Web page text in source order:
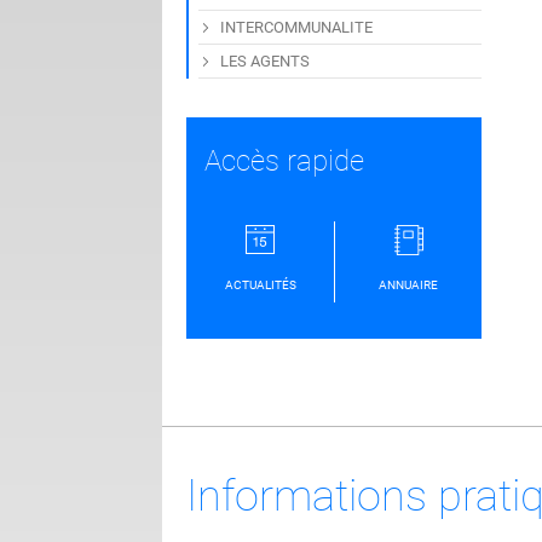
INTERCOMMUNALITE
LES AGENTS
Accès rapide
ACTUALITÉS ANNUAIRE
Informations